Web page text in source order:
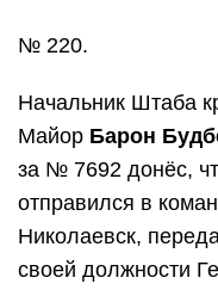
№ 220.
Начальник Штаба
Майор Барон
за № 7692 донёс,
отправился в
Николаевск,
своей должности